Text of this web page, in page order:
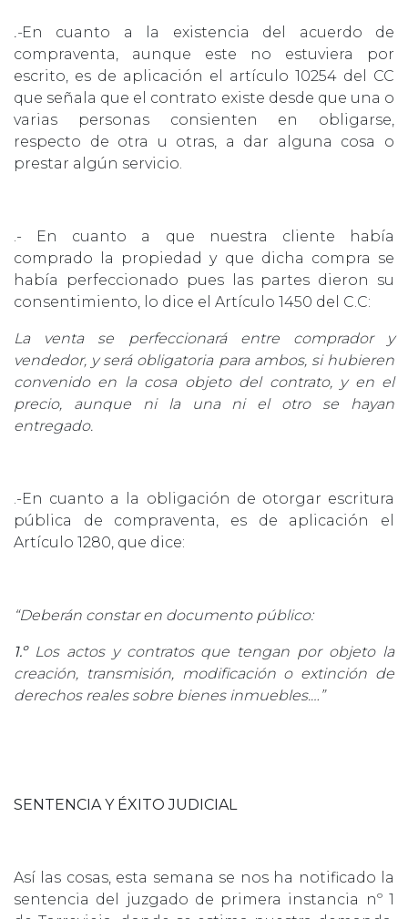
.-En cuanto a la existencia del acuerdo de
compraventa, aunque este no estuviera por
escrito, es de aplicación el artículo 10254 del CC
que señala que el contrato existe desde que una o
varias personas consienten en obligarse,
respecto de otra u otras, a dar alguna cosa o
prestar algún servicio.
.- En cuanto a que nuestra cliente había
comprado la propiedad y que dicha compra se
había perfeccionado pues las partes dieron su
consentimiento, lo dice el Artículo 1450 del C.C:
La venta se perfeccionará entre comprador y
vendedor, y será obligatoria para ambos, si hubieren
convenido en la cosa objeto del contrato, y en el
precio, aunque ni la una ni el otro se hayan
entregado.
.-En cuanto a la obligación de otorgar escritura
pública de compraventa, es de aplicación el
Artículo 1280, que dice:
“Deberán constar en documento público:
1.º Los actos y contratos que tengan por objeto la
creación, transmisión, modificación o extinción de
derechos reales sobre bienes inmuebles.…”
SENTENCIA Y ÉXITO JUDICIAL
Así las cosas, esta semana se nos ha notificado la
sentencia del juzgado de primera instancia nº 1